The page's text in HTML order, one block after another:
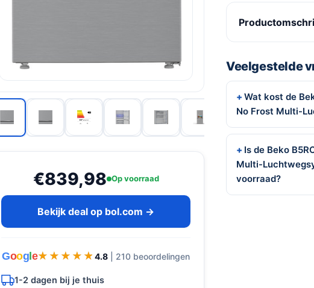
€839,98 Op voorraad
Bekijk deal op bol.com →
Google★★★★★
★★★★★ 4.8 | 210 beoordelingen
1-2 dagen bij je thuis
Veelgestelde
Wat kost de
No Frost Multi-
Is de Beko
Multi-
voorraad?